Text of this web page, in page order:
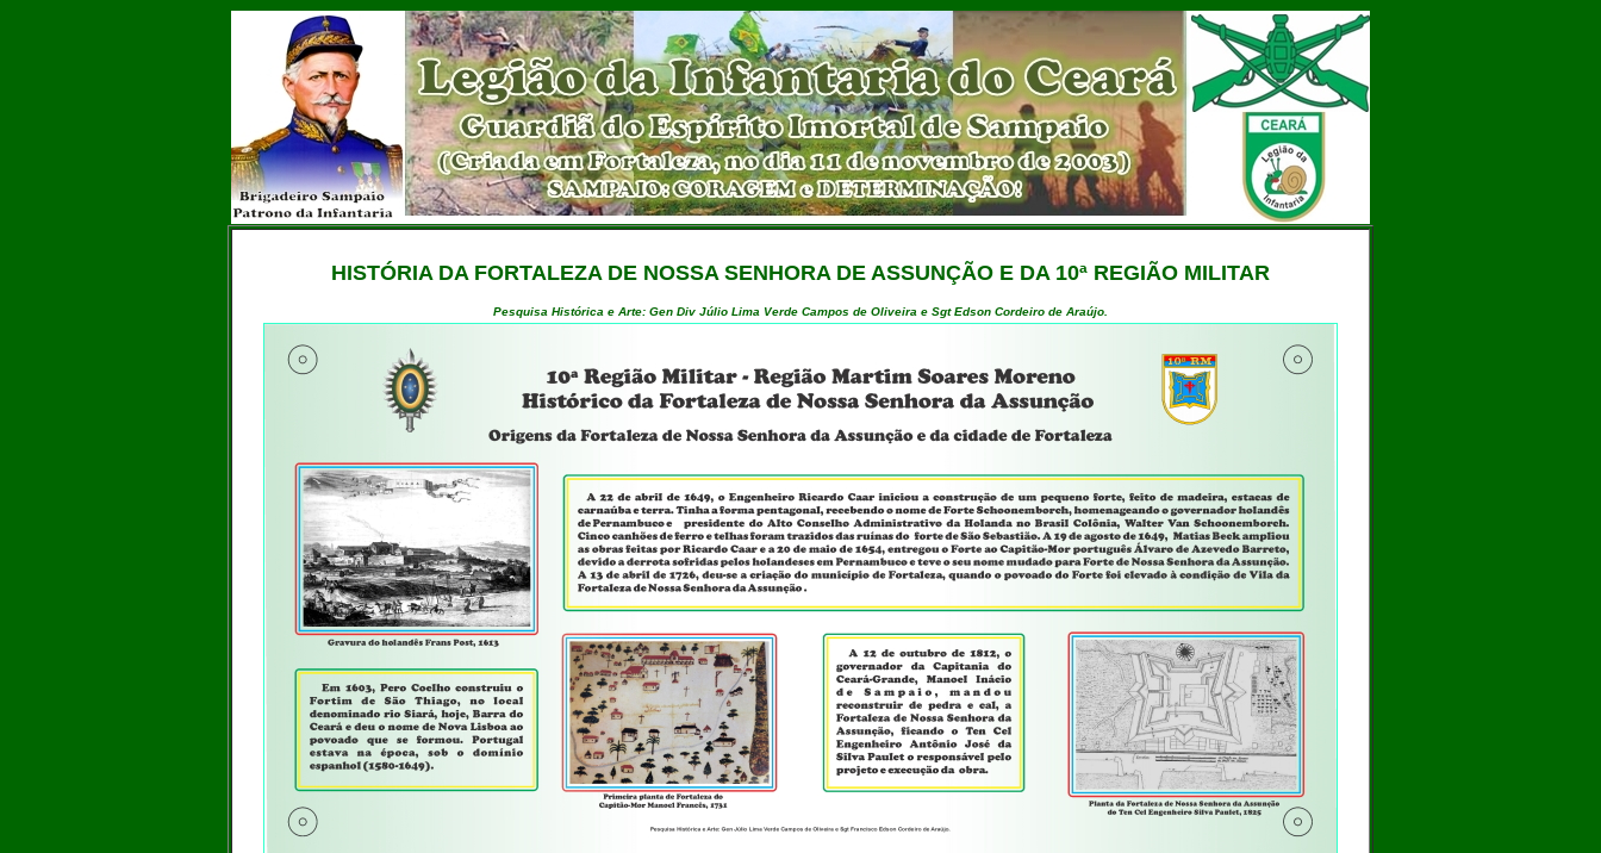
HISTÓRIA DA FORTALEZA DE NOSSA SENHORA DE ASSUNÇÃO E DA 10ª REGIÃO MILITAR
Pesquisa Histórica e Arte: Gen Div Júlio Lima Verde Campos de Oliveira e Sgt Edson Cordeiro de Araújo.